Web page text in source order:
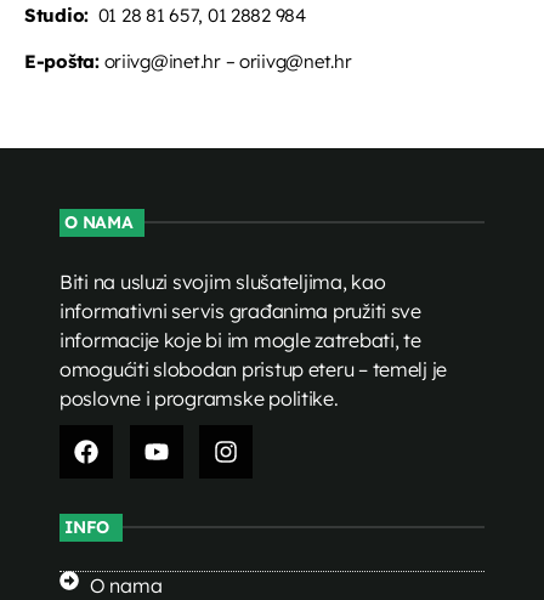
Studio: 01 28 81 657, 01 2882 984
E-pošta:oriivg@inet.hr – oriivg@net.hr
O NAMA
Biti na usluzi svojim slušateljima, kao
informativni servis građanima pružiti sve
informacije koje bi im mogle zatrebati, te
omogućiti slobodan pristup eteru – temelj je
poslovne i programske politike.
INFO
O nama